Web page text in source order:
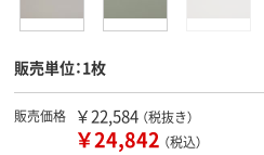
販売単位：1枚
販売価格 ￥22,584 （税抜き）
￥24,842 （税込）